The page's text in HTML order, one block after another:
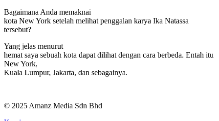
Bagaimana Anda memaknai
kota New York setelah melihat penggalan karya Ika Natassa
tersebut?
Yang jelas menurut
hemat saya sebuah kota dapat dilihat dengan cara berbeda. Entah itu
New York,
Kuala Lumpur, Jakarta, dan sebagainya.
© 2025 Amanz Media Sdn Bhd